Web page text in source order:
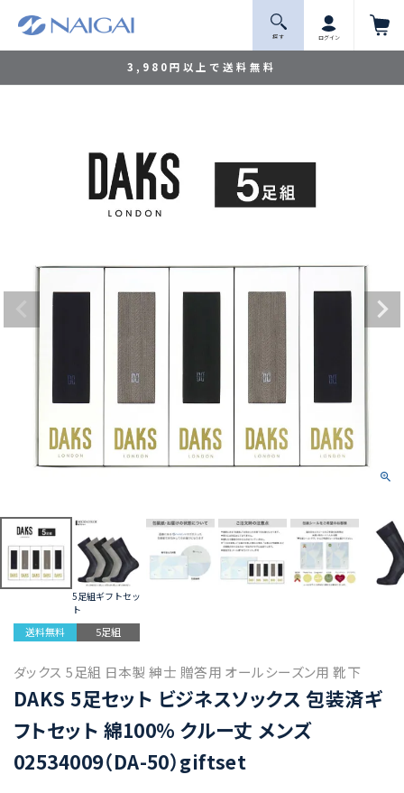
3,980円以上で送料無料
探 す ログイン
5足組ギフトセッ
ト
送料無料 5足組
ダックス 5足組 日本製 紳士 贈答用 オールシーズン用 靴下
DAKS 5足セット ビジネスソックス 包装済ギ
フトセット 綿100％ クルー丈 メンズ
02534009（DA-50）giftset